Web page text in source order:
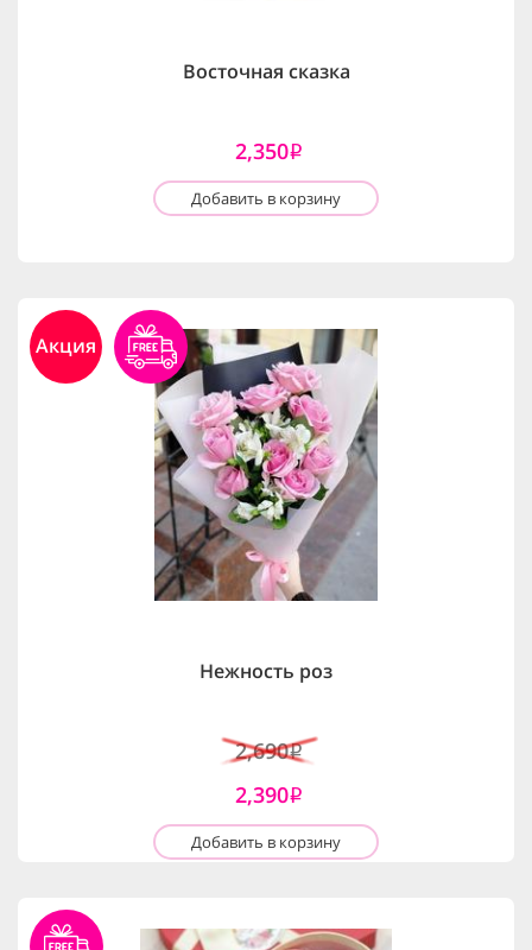
Восточная сказка
2,350i
Добавить в корзину
Акция
Нежность роз
2,690i
2,390i
Добавить в корзину